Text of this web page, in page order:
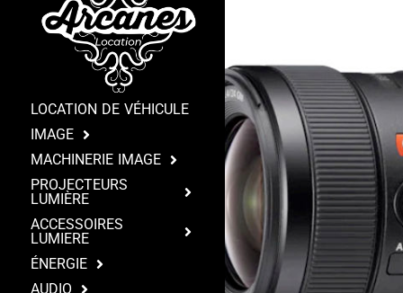
LOCATION DE VÉHICULE
IMAGE
MACHINERIE IMAGE
PROJECTEURS
LUMIÈRE
ACCESSOIRES
LUMIERE
ÉNERGIE
AUDIO